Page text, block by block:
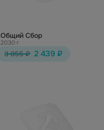
Общий Сбор
2030 г
3 055 ₽ 2 439 ₽